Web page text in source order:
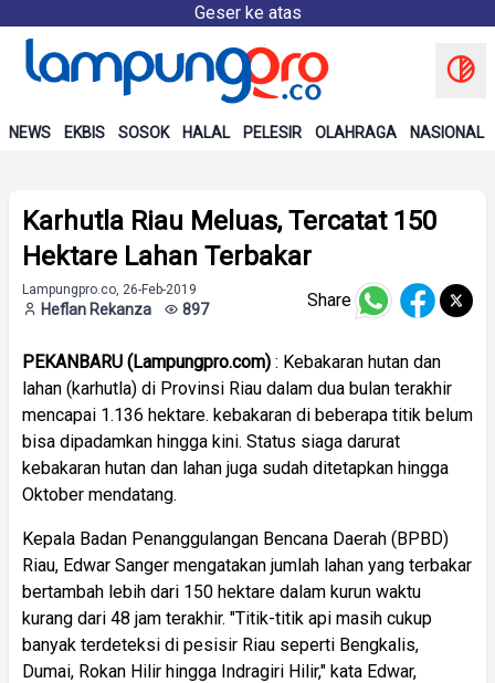
Geser ke atas
NEWS EKBIS SOSOK HALAL PELESIR OLAHRAGA NASIONAL
Karhutla Riau Meluas, Tercatat 150
Hektare Lahan Terbakar
Lampungpro.co, 26-Feb-2019
Heflan Rekanza 897 Share
PEKANBARU (Lampungpro.com) : Kebakaran hutan dan
lahan (karhutla) di Provinsi Riau dalam dua bulan terakhir
mencapai 1.136 hektare. kebakaran di beberapa titik belum
bisa dipadamkan hingga kini. Status siaga darurat
kebakaran hutan dan lahan juga sudah ditetapkan hingga
Oktober mendatang.
Kepala Badan Penanggulangan Bencana Daerah (BPBD)
Riau, Edwar Sanger mengatakan jumlah lahan yang terbakar
bertambah lebih dari 150 hektare dalam kurun waktu
kurang dari 48 jam terakhir. "Titik-titik api masih cukup
banyak terdeteksi di pesisir Riau seperti Bengkalis,
Dumai, Rokan Hilir hingga Indragiri Hilir," kata Edwar,